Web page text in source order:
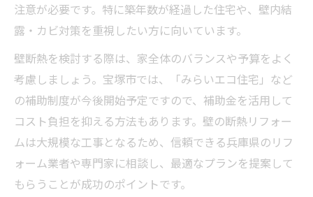
注意が必要です。特に築年数が経過した住宅や、壁内結
露・カビ対策を重視したい方に向いています。
壁断熱を検討する際は、家全体のバランスや予算をよく
考慮しましょう。宝塚市では、「みらいエコ住宅」など
の補助制度が今後開始予定ですので、補助金を活用して
コスト負担を抑える方法もあります。壁の断熱リフォー
ムは大規模な工事となるため、信頼できる兵庫県のリフ
ォーム業者や専門家に相談し、最適なプランを提案して
もらうことが成功のポイントです。